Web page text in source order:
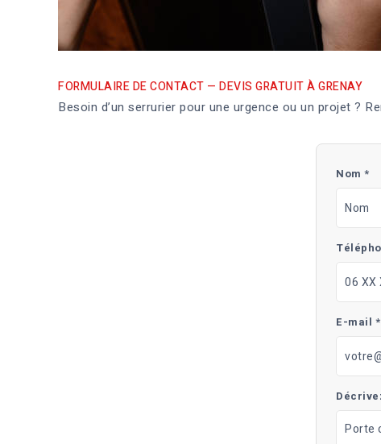
FORMULAIRE DE CONTACT — DEVIS GRATUIT À GRENAY
Besoin d’un serrurier pour une urgence ou un projet ?
Nom *
E-mail *